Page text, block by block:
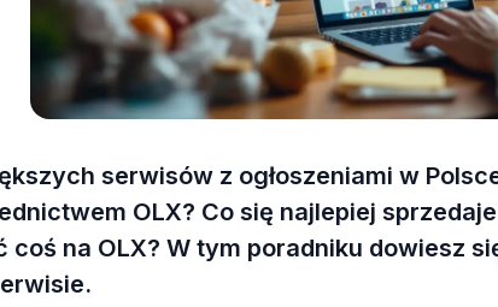
serwisów z ogłoszeniami w
OLX? Co się najlepiej sprzedaje
coś na OLX? W tym poradniku dowiesz